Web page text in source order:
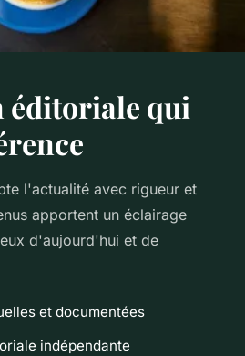
éditoriale qui
l'actualité avec rigueur et
apportent un éclairage
d'aujourd'hui et de
et documentées
indépendante